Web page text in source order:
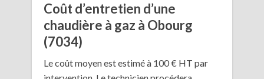
Coût d’entretien d’une
chaudière à gaz à Obourg
(7034)
Le coût moyen est estimé à 100 € HT par